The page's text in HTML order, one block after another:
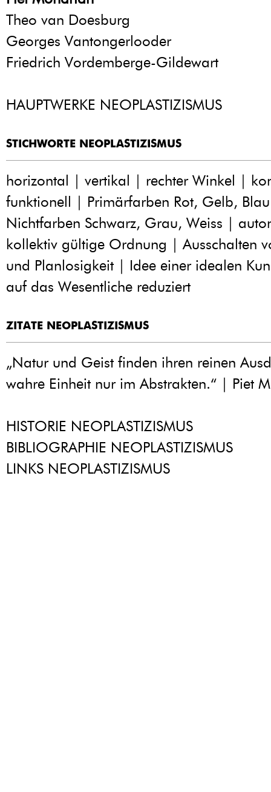
Theo van Doesburg
Georges Vantongerlooder
Friedrich Vordemberge-Gildewart
HAUPTWERKE NEOPLASTIZISMUS
STICHWORTE NEOPLASTIZISMUS
horizontal | vertikal | rechter Winkel |
funktionell | Primärfarben Rot, Gelb,
Nichtfarben Schwarz, Grau, Weiss |
kollektiv gültige Ordnung | Ausschalten
und Planlosigkeit | Idee einer idealen
auf das Wesentliche reduziert
ZITATE NEOPLASTIZISMUS
„Natur und Geist finden ihren reinen
wahre Einheit nur im Abstrakten.“ | Piet
HISTORIE NEOPLASTIZISMUS
BIBLIOGRAPHIE NEOPLASTIZISMUS
LINKS NEOPLASTIZISMUS